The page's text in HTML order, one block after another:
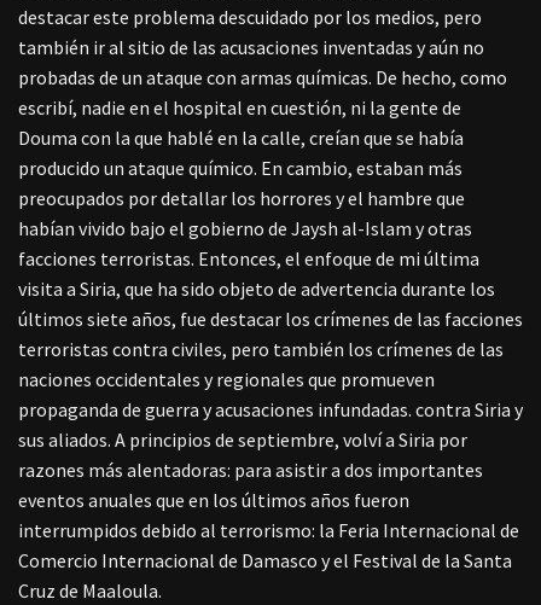
destacar este problema descuidado por los medios, pero
también ir al sitio de las acusaciones inventadas y aún no
probadas de un ataque con armas químicas. De hecho, como
escribí, nadie en el hospital en cuestión, ni la gente de
Douma con la que hablé en la calle, creían que se había
producido un ataque químico. En cambio, estaban más
preocupados por detallar los horrores y el hambre que
habían vivido bajo el gobierno de Jaysh al-Islam y otras
facciones terroristas. Entonces, el enfoque de mi última
visita a Siria, que ha sido objeto de advertencia durante los
últimos siete años, fue destacar los crímenes de las facciones
terroristas contra civiles, pero también los crímenes de las
naciones occidentales y regionales que promueven
propaganda de guerra y acusaciones infundadas. contra Siria y
sus aliados. A principios de septiembre, volví a Siria por
razones más alentadoras: para asistir a dos importantes
eventos anuales que en los últimos años fueron
interrumpidos debido al terrorismo: la Feria Internacional de
Comercio Internacional de Damasco y el Festival de la Santa
Cruz de Maaloula.